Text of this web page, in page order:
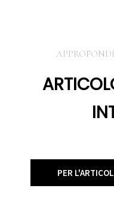
PER